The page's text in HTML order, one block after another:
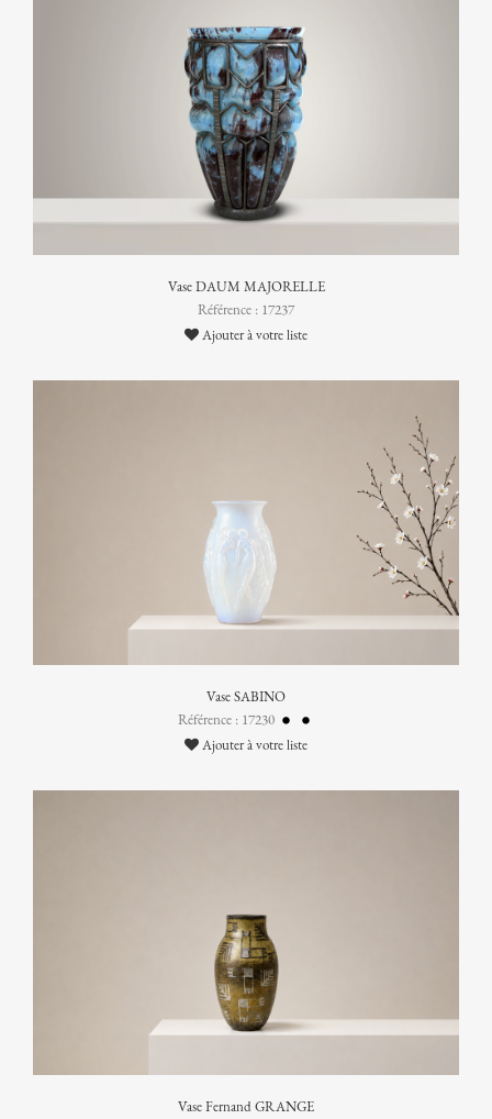
Vase DAUM MAJORELLE
Référence : 17237
Ajouter à votre liste
Vase SABINO
Référence : 17230
Ajouter à votre liste
Vase Fernand GRANGE